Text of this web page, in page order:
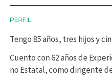
c
t
o
r
d
PERFIL
Tengo 85 años, tres hijos y
Cuento con 62 años de
no Estatal, como dirigente